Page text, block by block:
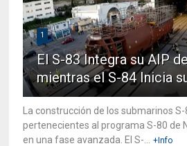
1
El S-83 Integra su AIP
mientras el S-84 Inicia
La construcción de los submarinos S-
pertenecientes al programa S-80 de
en una fase avanzada. El S-...
+Info